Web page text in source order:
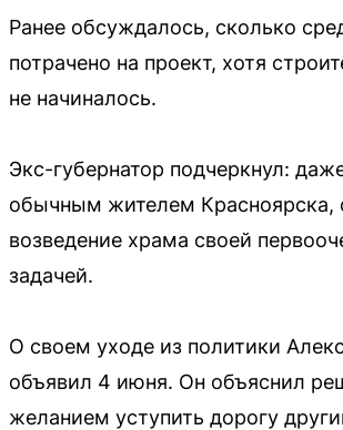
Ранее обсуждалось, сколько
потрачено на проект, хотя
не начиналось.
Экс-губернатор подчеркнул:
обычным жителем Красноярска,
возведение храма своей
задачей.
О своем уходе из политики
объявил 4 июня. Он объяснил
желанием уступить дорогу